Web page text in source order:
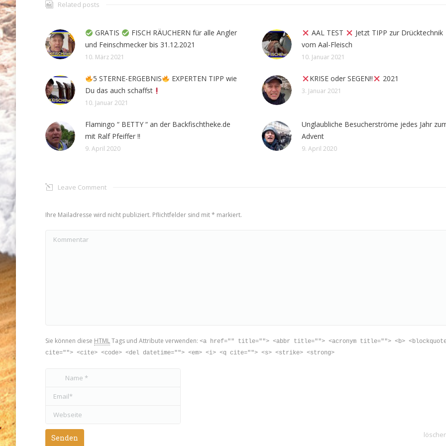
Related posts
GRATIS
FISCH RÄUCHERN für alle Angler
und Feinschmecker bis 31.12.2021
10. März 2021
AAL TEST
Jetzt TIPP zur Drücktechnik
vom Aal-Fleisch
10. Januar 2021
5 STERNE-ERGEBNIS
EXPERTEN TIPP wie
Du das auch schaffst
10. Januar 2021
KRISE oder SEGEN!! 2021
3. Januar 2021
Flamingo “ BETTY “ an der Backfischtheke.de
mit Ralf Pfeiffer !!
9. April 2020
Unglaubliche Besucherströme jedes Jahr
Advent
9. April 2020
Leave Comment
Ihre Mailadresse wird nicht publiziert. Pflichtfelder sind mit* markiert.
Sie können diese HTMLTags und Attribute verwenden: <a href="" title=""> <abbr title=""> <acronym title=""> <b>
cite=""> <cite> <code> <del datetime=""> <em> <i> <q cite=""> <s> <strike> <strong>
Name *
Email *
Webseite
Senden